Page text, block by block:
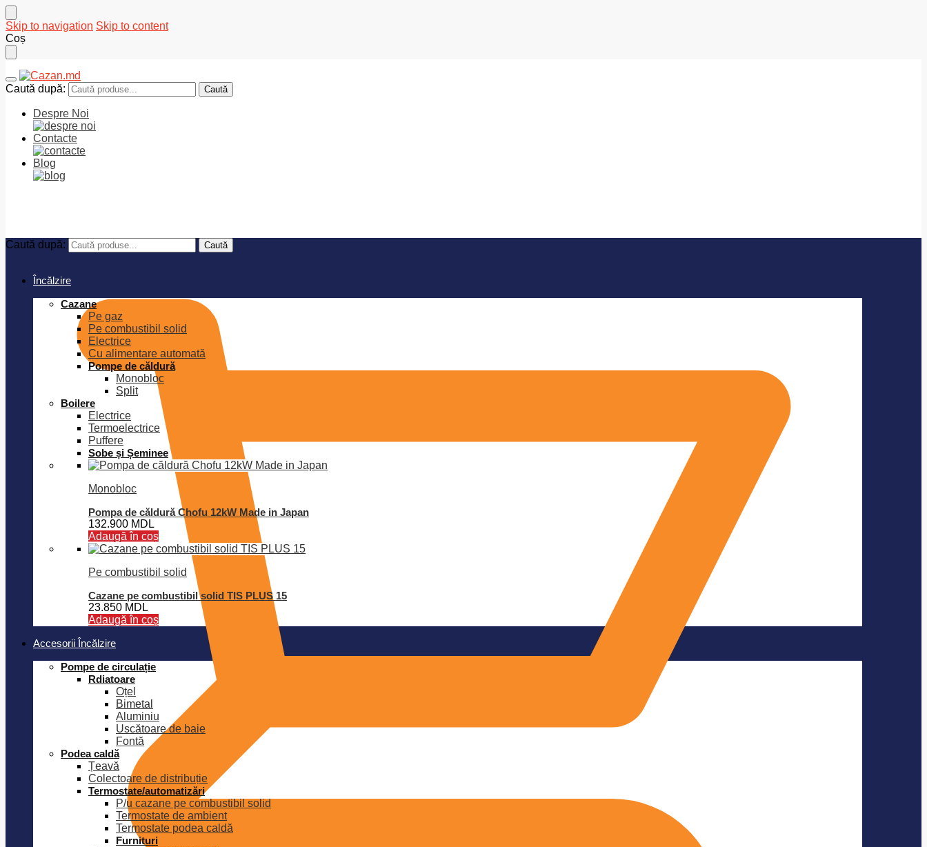
Skip to navigation Skip to content
Coș
Caută după: Caută
Despre Noi
Contacte
Blog
Caută după: Caută
Încălzire
Cazane
Pe gaz
Pe combustibil solid
Electrice
Cu alimentare automată
Pompe de căldură
Monobloc
Split
Boilere
Electrice
Termoelectrice
Puffere
Sobe și Șeminee
Monobloc
Pompa de căldură Chofu 12kW Made in Japan
132.900 MDL
Adaugă în coș
Pe combustibil solid
Cazane pe combustibil solid TIS PLUS 15
23.850 MDL
Adaugă în coș
Accesorii Încălzire
Pompe de circulație
Rdiatoare
Oțel
Bimetal
Aluminiu
Uscătoare de baie
Fontă
Podea caldă
Țeavă
Colectoare de distribuție
Termostate/automatizări
P/u cazane pe combustibil solid
Termostate de ambient
Termostate podea caldă
Furnituri